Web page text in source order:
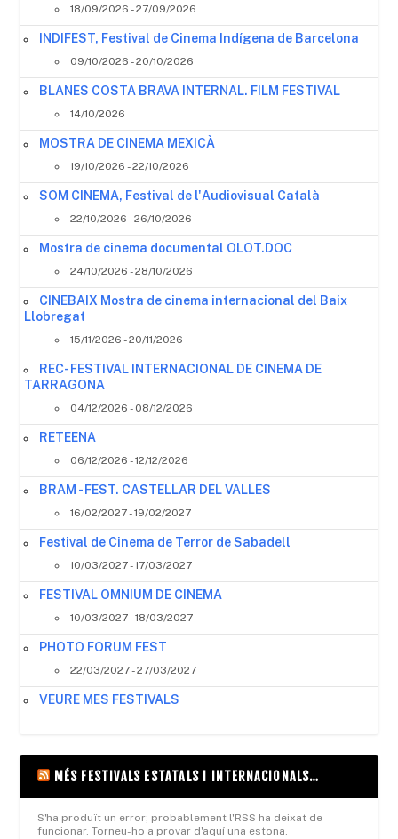
18/09/2026 - 27/09/2026
INDIFEST, Festival de Cinema Indígena de Barcelona
09/10/2026 - 20/10/2026
BLANES COSTA BRAVA INTERNAL. FILM FESTIVAL
14/10/2026
MOSTRA DE CINEMA MEXICÀ
19/10/2026 - 22/10/2026
SOM CINEMA, Festival de l'Audiovisual Català
22/10/2026 - 26/10/2026
Mostra de cinema documental OLOT.DOC
24/10/2026 - 28/10/2026
CINEBAIX Mostra de cinema internacional del Baix
Llobregat
15/11/2026 - 20/11/2026
REC- FESTIVAL INTERNACIONAL DE CINEMA DE
TARRAGONA
04/12/2026 - 08/12/2026
RETEENA
06/12/2026 - 12/12/2026
BRAM - FEST. CASTELLAR DEL VALLES
16/02/2027 - 19/02/2027
Festival de Cinema de Terror de Sabadell
10/03/2027 - 17/03/2027
FESTIVAL OMNIUM DE CINEMA
10/03/2027 - 18/03/2027
PHOTO FORUM FEST
22/03/2027 - 27/03/2027
VEURE MES FESTIVALS
MÉS FESTIVALS ESTATALS I INTERNACIONALS…
S'ha produït un error; probablement l'RSS ha deixat de
funcionar. Torneu-ho a provar d'aquí una estona.